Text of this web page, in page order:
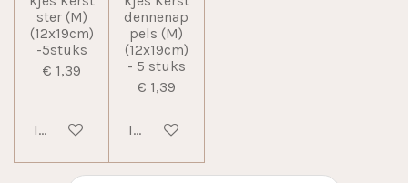
ster (M)
(12x19cm)
-5stuks
€ 1,39
In winkelwagen
dennenap
pels (M)
(12x19cm)
- 5 stuks
€ 1,39
In winkelwagen